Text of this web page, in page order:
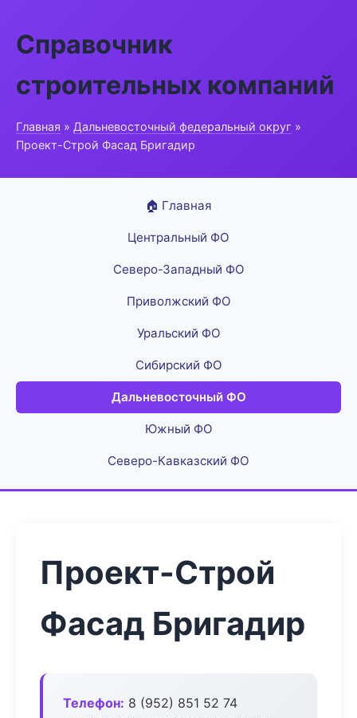
Справочник
строительных компаний
Главная » Дальневосточный федеральный округ »
Проект-Строй Фасад Бригадир
🏠 Главная
Центральный ФО
Северо-Западный ФО
Приволжский ФО
Уральский ФО
Сибирский ФО
Дальневосточный ФО
Южный ФО
Северо-Кавказский ФО
Проект-Строй
Фасад Бригадир
Телефон: 8 (952) 851 52 74